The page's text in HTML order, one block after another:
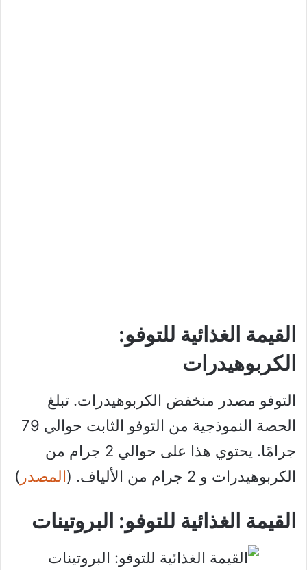
القيمة الغذائية للتوفو:
الكربوهيدرات
التوفو مصدر منخفض الكربوهيدرات. تبلغ
الحصة النموذجية من التوفو الثابت حوالي 79
جرامًا. يحتوي هذا على حوالي 2 جرام من
الكربوهيدرات و 2 جرام من الألياف. (
المصدر )
القيمة الغذائية للتوفو: البروتينات